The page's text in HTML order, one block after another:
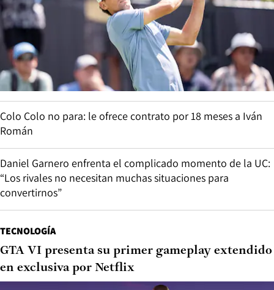
Colo Colo no para: le ofrece contrato por 18 meses a Iván
Román
Daniel Garnero enfrenta el complicado momento de la UC:
“Los rivales no necesitan muchas situaciones para
convertirnos”
TECNOLOGÍA
GTA VI presenta su primer gameplay extendido
en exclusiva por Netflix